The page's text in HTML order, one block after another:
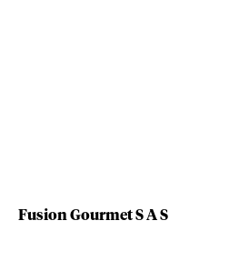
Fusion Gourmet S A S